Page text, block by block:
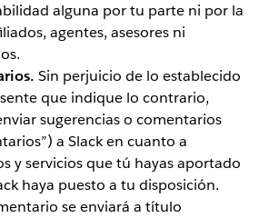
alguna por tu parte ni por la
agentes, asesores ni
Sin perjuicio de lo establecido
que indique lo contrario,
sugerencias o comentarios
a Slack en cuanto a
y servicios que tú hayas aportado
haya puesto a tu disposición.
se enviará a título